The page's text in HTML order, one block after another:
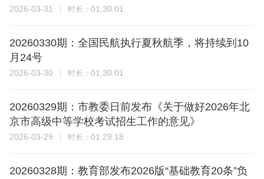
2026-03-31 时长： 01:30:01
20260330期：全国民航执行夏秋航季，将持续到10
月24号
2026-03-30 时长： 01:30:01
20260329期：市教委日前发布《关于做好2026年北
京市高级中等学校考试招生工作的意见》
2026-03-29 时长： 01:29:18
20260328期：教育部发布2026版“基础教育20条”负